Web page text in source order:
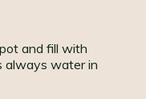
and fill with
always water in